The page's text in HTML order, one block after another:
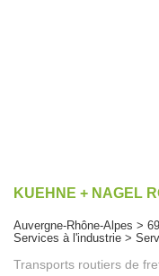
KUEHNE + NAGEL
Auvergne-Rhône-Alpes >
Services à l'industrie >
Transports routiers de